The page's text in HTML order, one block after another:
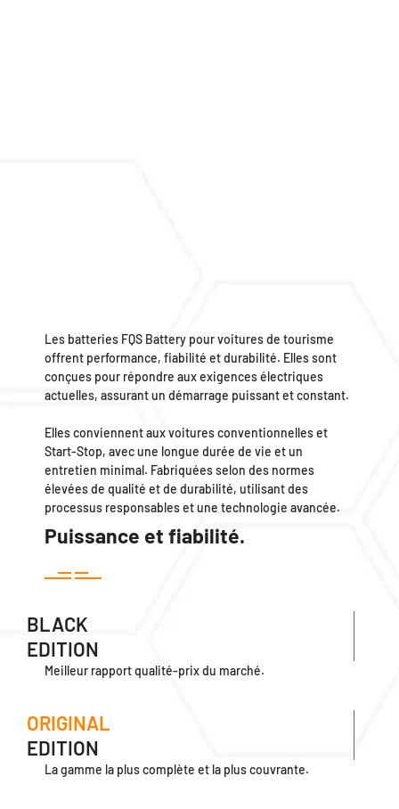
Les batteries FQS Battery pour voitures de tourisme
offrent performance, fiabilité et durabilité. Elles sont
conçues pour répondre aux exigences électriques
actuelles, assurant un démarrage puissant et constant.
Elles conviennent aux voitures conventionnelles et
Start-Stop, avec une longue durée de vie et un
entretien minimal. Fabriquées selon des normes
élevées de qualité et de durabilité, utilisant des
processus responsables et une technologie avancée.
Puissance et fiabilité.
BLACK
EDITION
Meilleur rapport qualité-prix du marché.
ORIGINAL
EDITION
La gamme la plus complète et la plus couvrante.